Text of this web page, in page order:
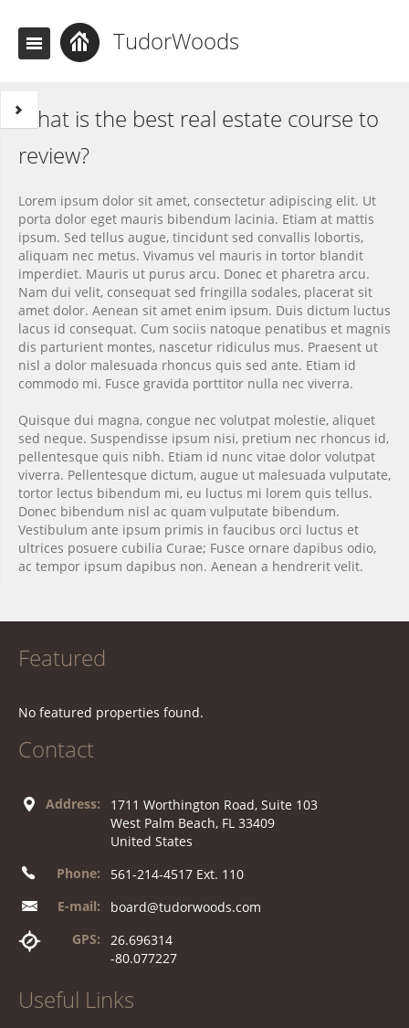
TudorWoods
What is the best real estate course to
review?
Lorem ipsum dolor sit amet, consectetur adipiscing elit. Ut
porta dolor eget mauris bibendum lacinia. Etiam at mattis
ipsum. Sed tellus augue, tincidunt sed convallis lobortis,
aliquam nec metus. Vivamus vel mauris in tortor blandit
imperdiet. Mauris ut purus arcu. Donec et pharetra arcu.
Nam dui velit, consequat sed fringilla sodales, placerat sit
amet dolor. Aenean sit amet enim ipsum. Duis dictum luctus
lacus id consequat. Cum sociis natoque penatibus et magnis
dis parturient montes, nascetur ridiculus mus. Praesent ut
nisl a dolor malesuada rhoncus quis sed ante. Etiam id
commodo mi. Fusce gravida porttitor nulla nec viverra.
Quisque dui magna, congue nec volutpat molestie, aliquet
sed neque. Suspendisse ipsum nisi, pretium nec rhoncus id,
pellentesque quis nibh. Etiam id nunc vitae dolor volutpat
viverra. Pellentesque dictum, augue ut malesuada vulputate,
tortor lectus bibendum mi, eu luctus mi lorem quis tellus.
Donec bibendum nisl ac quam vulputate bibendum.
Vestibulum ante ipsum primis in faucibus orci luctus et
ultrices posuere cubilia Curae; Fusce ornare dapibus odio,
ac tempor ipsum dapibus non. Aenean a hendrerit velit.
Featured
No featured properties found.
Contact
Address:
1711 Worthington Road, Suite 103
West Palm Beach, FL 33409
United States
Phone:
561-214-4517 Ext. 110
E-mail:
board@tudorwoods.com
GPS:
26.696314
-80.077227
Useful Links